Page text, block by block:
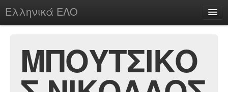
Ελληνικά ΕΛΟ
chesstu.be @ discord
ΜΠΟΥΤΣΙΚΟ